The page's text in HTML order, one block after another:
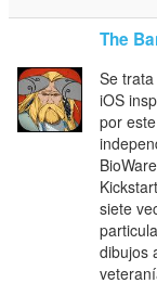
The
Se
iOS
por
siete
dibujos